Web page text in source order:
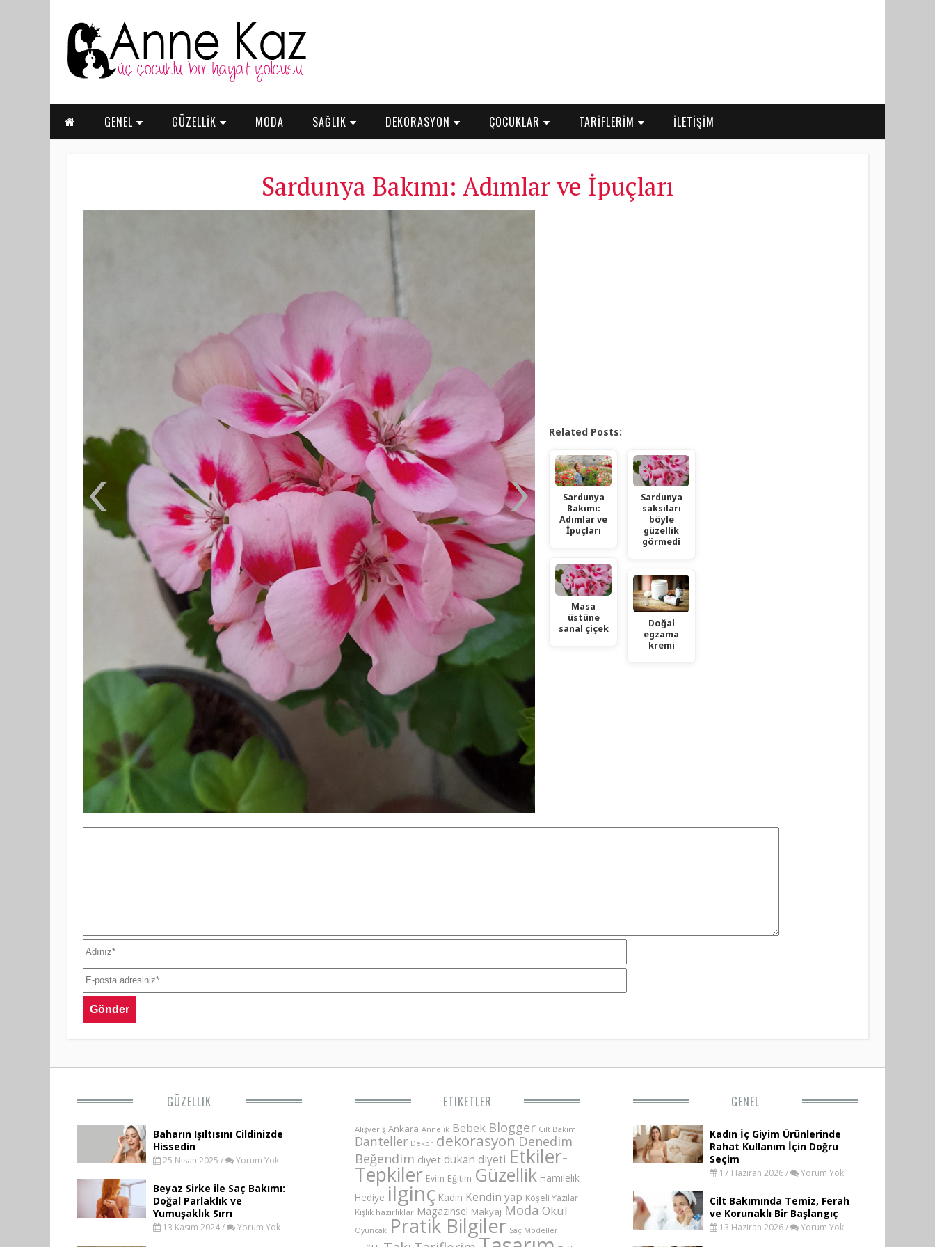
GENEL GÜZELLİK MODA SAĞLIK DEKORASYON ÇOCUKLAR TARİFLERİM İLETİŞİM
Sardunya Bakımı: Adımlar ve İpuçları
Related Posts:
Sardunya
Bakımı:
Adımlar ve
İpuçları
Masa
üstüne
sanal çiçek
Sardunya
saksıları
böyle
güzellik
görmedi
Doğal
egzama
kremi
GÜZELLIK
Baharın Işıltısını Cildinizde
Hissedin
25 Nisan 2025 / Yorum Yok
Beyaz Sirke ile Saç Bakımı:
Doğal Parlaklık ve
Yumuşaklık Sırrı
13 Kasım 2024 / Yorum Yok
ETIKETLER
Alışveriş Ankara Annelik Bebek Blogger Cilt Bakımı
Danteller Dekor dekorasyon Denedim
Beğendim diyet dukan diyeti Etkiler-
Tepkiler Evim Eğitim Güzellik Hamilelik
Hediye ilginç Kadın Kendin yap Köşeli Yazılar
Kışlık hazırlıklar Magazinsel Makyaj Moda Okul
Oyuncak Pratik Bilgiler Saç Modelleri
GENEL
Kadın İç Giyim Ürünlerinde
Rahat Kullanım İçin Doğru
Seçim
17 Haziran 2026 / Yorum Yok
Cilt Bakımında Temiz, Ferah
ve Korunaklı Bir Başlangıç
13 Haziran 2026 / Yorum Yok